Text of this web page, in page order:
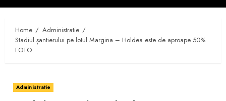
Menu
Home
Administratie
Stadiul șantierului pe lotul Margina – Holdea este de aproape 50%
FOTO
Administratie